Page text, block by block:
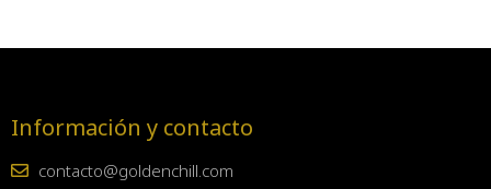
Información y contacto
contacto@goldenchill.com